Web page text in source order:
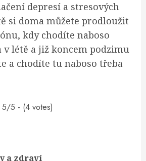
depresí a stresových
si doma můžete prodloužit
kdy chodíte naboso
v létě a již koncem podzimu
a chodíte tu naboso třeba
5/5 - (4 votes)
a zdraví